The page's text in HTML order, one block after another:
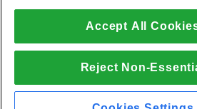
관리 창 VPS
관리되지 않는 Windows VPS
클라우드 서버
블록 스토리지
프레스
우리와 함께 라이브 채팅
지원권을 엽니 다
우리에게 이메일 보내기
우리에게 전화하십시오 (888) 404-1279
© 2010-2026 Hostwinds, ㅏ
판권 소유.
Accept All
Reject Non-